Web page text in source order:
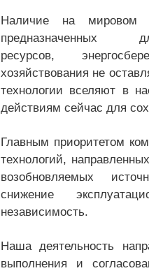
Наличие на мировом
ресурсов,
хозяйствования не
технологии вселяют в
действиям сейчас для
Главным приоритетом
технологий,
возобновляемых
снижение
независимость.
Наша деятельность
выполнения и